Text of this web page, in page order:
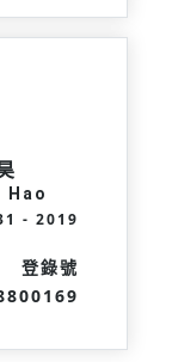
Hao
- 2019
登錄號